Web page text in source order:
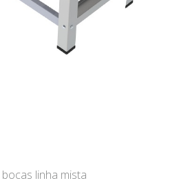
linha mista